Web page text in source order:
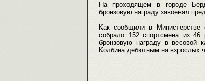
На проходящем в городе
бронзовую награду завоевал
Как сообщили в Министерстве
собрало 152 спортсмена из 46
бронзовую награду в весовой
Колбина дебютным на взрослых